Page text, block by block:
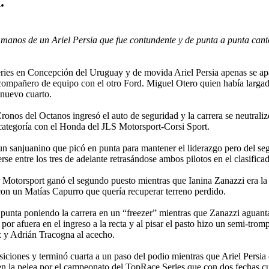
de un Ariel Persia que fue contundente y de punta a punta
en Concepción del Uruguay y de movida Ariel Persia apenas se
de equipo con el otro Ford. Miguel Otero quien había
cuarto.
del Octanos ingresó el auto de seguridad y la carrera se
con el Honda del JLS Motorsport-Corsi Sport.
sanjuanino que picó en punta para mantener el liderazgo pero del
entre los tres de adelante retrasándose ambos pilotos en el
ganó el segundo puesto mientras que Ianina Zanazzi era
un Matías Capurro que quería recuperar terreno perdido.
poniendo la carrera en un “freezer” mientras que Zanazzi
afuera en el ingreso a la recta y al pisar el pasto hizo un semi-
y Adrián Tracogna al acecho.
y terminó cuarta a un paso del podio mientras que Ariel
pelea por el campeonato del TopRace Series que con dos fechas